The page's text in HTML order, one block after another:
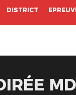
DISTRICT